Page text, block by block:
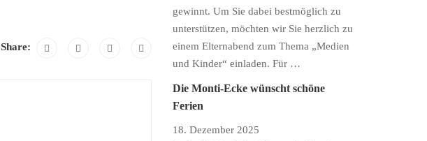
Share:
gewinnt. Um Sie dabei bestmöglich zu
unterstützen, möchten wir Sie herzlich zu
einem Elternabend zum Thema „Medien
und Kinder“ einladen. Für …
Die Monti-Ecke wünscht schöne
Ferien
18. Dezember 2025